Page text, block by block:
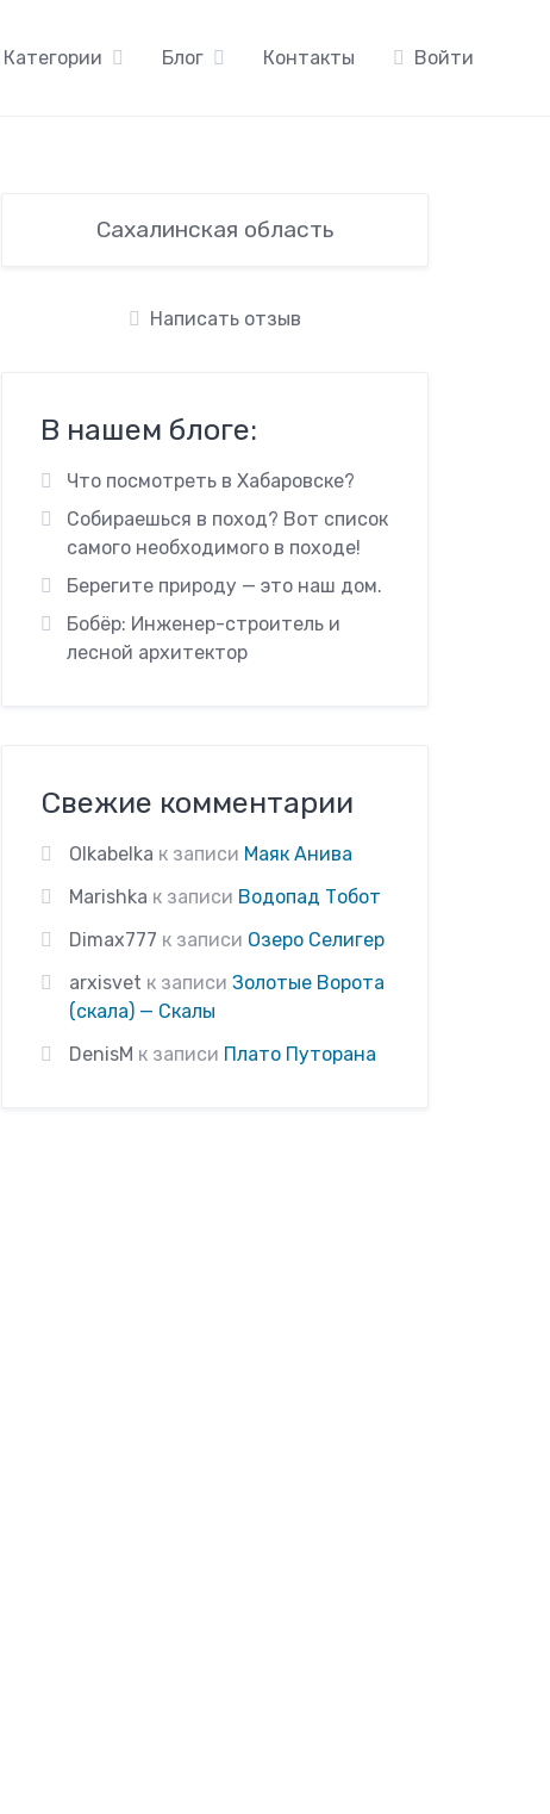
Категории Блог Контакты Войти
Сахалинская область
Написать отзыв
В нашем блоге:
Что посмотреть в Хабаровске?
Собираешься в поход? Вот список
самого необходимого в походе!
Берегите природу — это наш дом.
Бобёр: Инженер-строитель и
лесной архитектор
Свежие комментарии
Olkabelka к записи Маяк Анива
Marishka к записи Водопад Тобот
Dimax777 к записи Озеро Селигер
arxisvet к записиЗолотые Ворота
(скала) — Скалы
DenisM к записи Плато Путорана